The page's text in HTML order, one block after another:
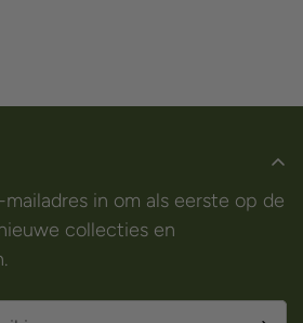
in om als eerste op de
collecties en